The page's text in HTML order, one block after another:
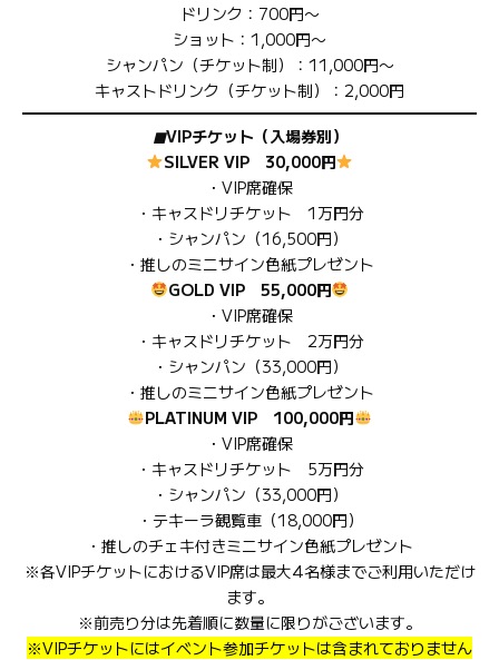
ドリンク：700円〜
ショット：1,000円〜
シャンパン（チケット制）：11,000円〜
キャストドリンク（チケット制）：2,000円
◼︎VIPチケット（入場券別）
SILVER VIP 30,000円
・VIP席確保
・キャスドリチケット 1万円分
・シャンパン（16,500円）
・推しのミニサイン色紙プレゼント
GOLD VIP 55,000円
・VIP席確保
・キャスドリチケット 2万円分
・シャンパン（33,000円）
・推しのミニサイン色紙プレゼント
PLATINUM VIP 100,000円
・VIP席確保
・キャスドリチケット 5万円分
・シャンパン（33,000円）
・テキーラ観覧車（18,000円）
・推しのチェキ付きミニサイン色紙プレゼント
※各VIPチケットにおけるVIP席は最大4名様までご利用いただけ
ます。
※前売り分は先着順に数量に限りがございます。
※VIPチケットにはイベント参加チケットは含まれておりません